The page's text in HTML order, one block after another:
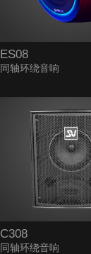
ES08
同轴环绕音响
C308
同轴环绕音响